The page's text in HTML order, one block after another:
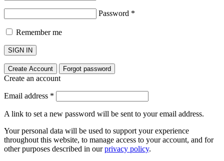
Password *
Remember me
SIGN IN
Create Account Forgot password
Create an account
Email address *
A link to set a new password will be sent to your email address.
Your personal data will be used to support your experience
throughout this website, to manage access to your account, and for
other purposes described in ourprivacy policy.